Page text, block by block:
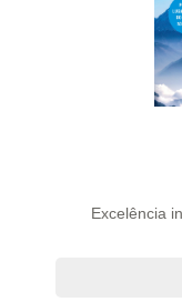
Excelência